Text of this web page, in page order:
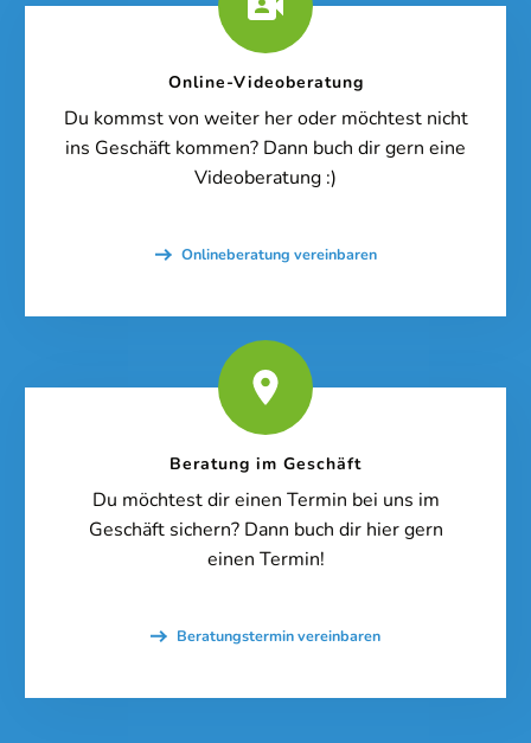
Online-Videoberatung
Du kommst von weiter her oder möchtest nicht
ins Geschäft kommen? Dann buch dir gern eine
Videoberatung :)
Onlineberatung vereinbaren
Beratung im Geschäft
Du möchtest dir einen Termin bei uns im
Geschäft sichern? Dann buch dir hier gern
einen Termin!
Beratungstermin vereinbaren